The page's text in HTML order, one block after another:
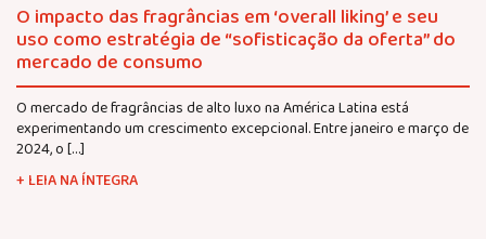
O impacto das fragrâncias em ‘overall liking’ e seu
uso como estratégia de “sofisticação da oferta” do
mercado de consumo
O mercado de fragrâncias de alto luxo na América Latina está
experimentando um crescimento excepcional. Entre janeiro e março de
2024, o […]
+ LEIA NA ÍNTEGRA